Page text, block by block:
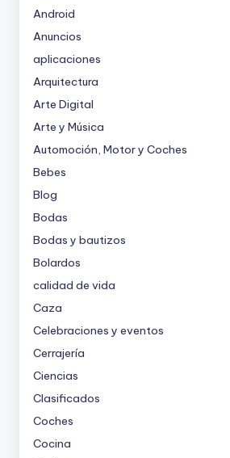
Android
Anuncios
aplicaciones
Arquitectura
Arte Digital
Arte y Música
Automoción, Motor y Coches
Bebes
Blog
Bodas
Bodas y bautizos
Bolardos
calidad de vida
Caza
Celebraciones y eventos
Cerrajería
Ciencias
Clasificados
Coches
Cocina